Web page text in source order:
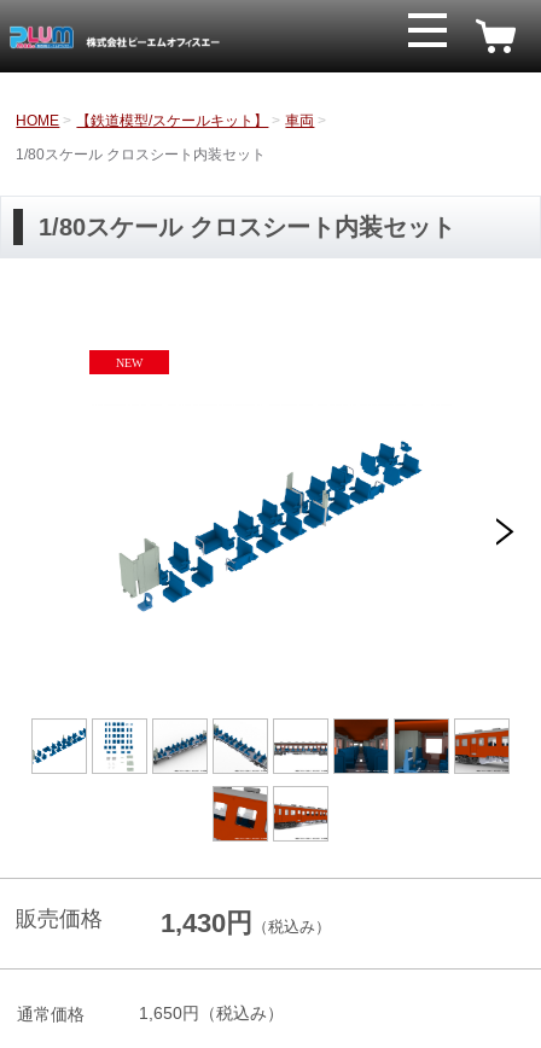
HOME 【鉄道模型/スケールキット】
車両
1/80スケール クロスシート内装セット
1/80スケール クロスシート内装セット
販売価格 1,430円 （税込み）
通常価格 1,650円 （税込み）